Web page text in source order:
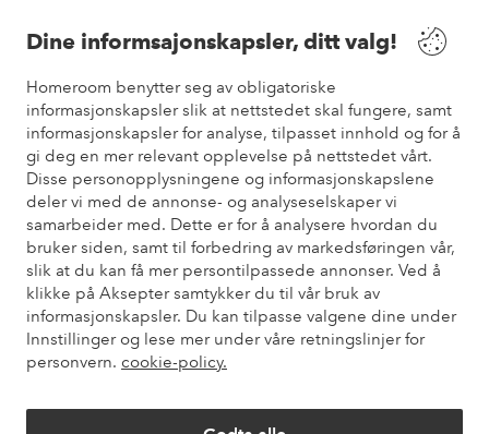
Dine informsajonskapsler, ditt valg!
Homeroom benytter seg av obligatoriske
informasjonskapsler slik at nettstedet skal fungere, samt
informasjonskapsler for analyse, tilpasset innhold og for å
gi deg en mer relevant opplevelse på nettstedet vårt.
Disse personopplysningene og informasjonskapslene
deler vi med de annonse- og analyseselskaper vi
samarbeider med. Dette er for å analysere hvordan du
bruker siden, samt til forbedring av markedsføringen vår,
slik at du kan få mer persontilpassede annonser. Ved å
klikke på Aksepter samtykker du til vår bruk av
informasjonskapsler. Du kan tilpasse valgene dine under
Innstillinger og lese mer under våre retningslinjer for
personvern. cookie-policy.
Venner
Sikre betalinger
Vil du vite mer om våre betalingsalternativer?
elpy